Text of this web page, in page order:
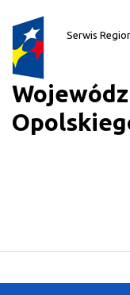
Serwis